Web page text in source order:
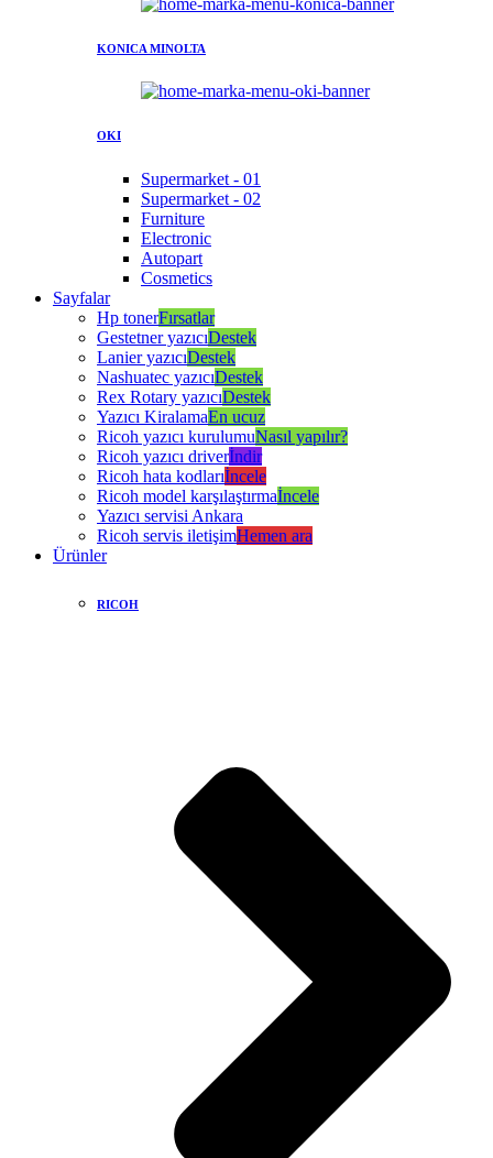
KONICA MINOLTA
OKI
Supermarket - 01
Supermarket - 02
Furniture
Electronic
Autopart
Cosmetics
Sayfalar
Hp tonerFırsatlar
Gestetner yazıcıDestek
Lanier yazıcıDestek
Nashuatec yazıcıDestek
Rex Rotary yazıcıDestek
Yazıcı KiralamaEn ucuz
Ricoh yazıcı kurulumuNasıl yapılır?
Ricoh yazıcı driverİndir
Ricoh hata kodlarıİncele
Ricoh model karşılaştırmaİncele
Yazıcı servisi Ankara
Ricoh servis iletişimHemen ara
Ürünler
RICOH